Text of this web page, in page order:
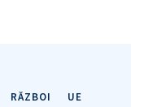
RĂZBOI
UE